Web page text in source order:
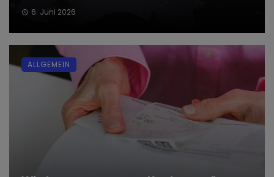
6. Juni 2026
ALLGEMEIN